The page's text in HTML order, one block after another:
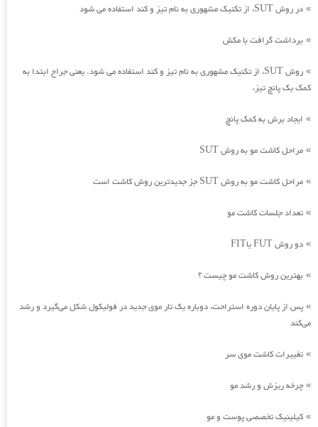
» در روش SUT، از تکنیک مشهوری به نام تیز و کند استفاده می شود
» برداشت گرافت با مکش
»
روش SUT، از تکنیک مشهوری به نام تیز و کند استفاده می شود. یعنی جراح ابتدا به
کمک یک پانچ تیز،
» ایجاد برش به کمک پانچ
» مراحل کاشت مو به روش SUT
» مراحل کاشت مو به روش SUT جز جدیدترین روش کاشت است
» تعداد جلسات کاشت مو
» دو روش FUT یاFIT
» بهترین روش کاشت مو چیست ؟
» پس از پایان دوره استراحت، دوباره یک تار موی جدید در فولیکول شکل می‌گیرد و رشد
می‌کند
» تغییرات کاشت موی سر
» چرخه ریزش و رشد مو
» کیلینیک تخصصی پوست و مو